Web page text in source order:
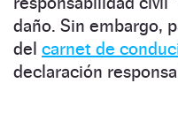
daño. Sin embargo,
del carnet de
declaración